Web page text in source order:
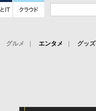
グルメ エンタメ
グッズ